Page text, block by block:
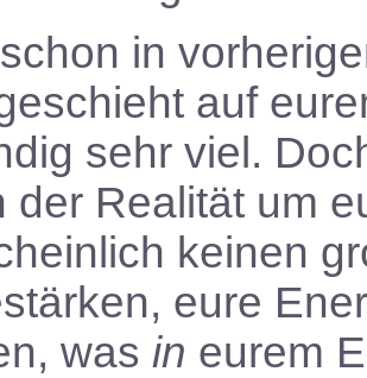
in
auf
sehr viel.
der Realität um
keinen
eure
was in eurem